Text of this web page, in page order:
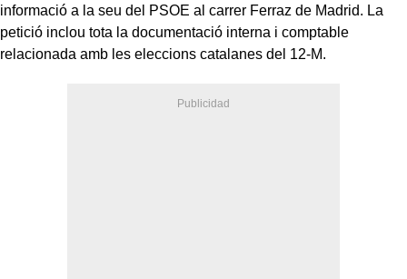
informació a la seu del PSOE al carrer Ferraz de Madrid. La
petició inclou tota la documentació interna i comptable
relacionada amb les eleccions catalanes del 12-M.